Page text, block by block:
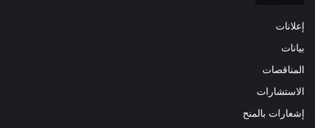
إعلانات
بيانات
المناقصات
الاستشارات
إشعارات بالمنح